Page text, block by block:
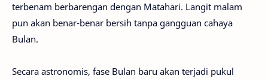
terbenam berbarengan dengan Matahari. Langit malam
pun akan benar-benar bersih tanpa gangguan cahaya
Bulan.
Secara astronomis, fase Bulan baru akan terjadi pukul